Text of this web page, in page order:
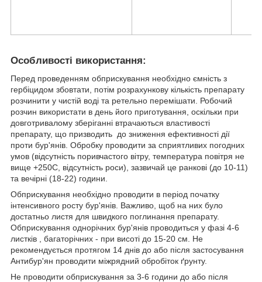
Особливості використання:
Перед проведенням обприскування необхідно ємність з
гербіцидом збовтати, потім розрахункову кількість препарату
розчинити у чистій воді та ретельно перемішати. Робочий
розчин використати в день його приготування, оскільки при
довготривалому зберіганні втрачаються властивості
препарату, що призводить до зниження ефективності дії
проти бур'янів. Обробку проводити за сприятливих погодних
умов (відсутність поривчастого вітру, температура повітря не
вище +250С, відсутність роси), зазвичай це ранкові (до 10-11)
та вечірні (18-22) години.
Обприскування необхідно проводити в період початку
інтенсивного росту бур'янів. Важливо, щоб на них було
достатньо листя для швидкого поглинання препарату.
Обприскування однорічних бур'янів проводиться у фазі 4-6
листків , багаторічних - при висоті до 15-20 см. Не
рекомендується протягом 14 днів до або після застосування
Антибур'ян проводити міжрядний обробіток ґрунту.
Не проводити обприскування за 3-6 години до або після